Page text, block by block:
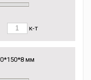
к-т
мм